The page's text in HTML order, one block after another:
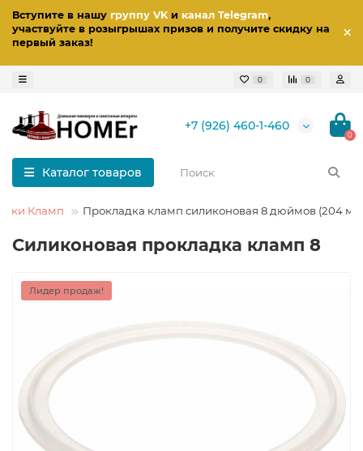
Вступите в нашу группу VKи канал Telegram,
участвуйте в розыгрышах призов и получите скидку на
первый заказ!
0 0
+7 (926) 460-1-460
0
Каталог товаров
Кламп Прокладка кламп силиконовая 8 дюймов (204
Силиконовая прокладка кламп 8
Лидер продаж!